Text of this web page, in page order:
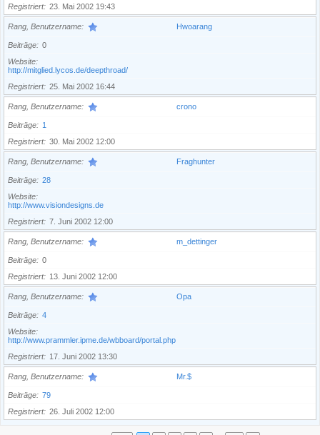
Registriert
23. Mai 2002 19:43
Rang, Benutzername Hwoarang
Beiträge
0
Website
http://mitglied.lycos.de/deepthroad/
Registriert
25. Mai 2002 16:44
Rang, Benutzername crono
Beiträge
1
Registriert
30. Mai 2002 12:00
Rang, Benutzername Fraghunter
Beiträge
28
Website
http://www.visiondesigns.de
Registriert
7. Juni 2002 12:00
Rang, Benutzername m_dettinger
Beiträge
0
Registriert
13. Juni 2002 12:00
Rang, Benutzername Opa
Beiträge
4
Website
http://www.prammler.ipme.de/wbboard/portal.php
Registriert
17. Juni 2002 13:30
Rang, Benutzername Mr.$
Beiträge
79
Registriert
26. Juli 2002 12:00